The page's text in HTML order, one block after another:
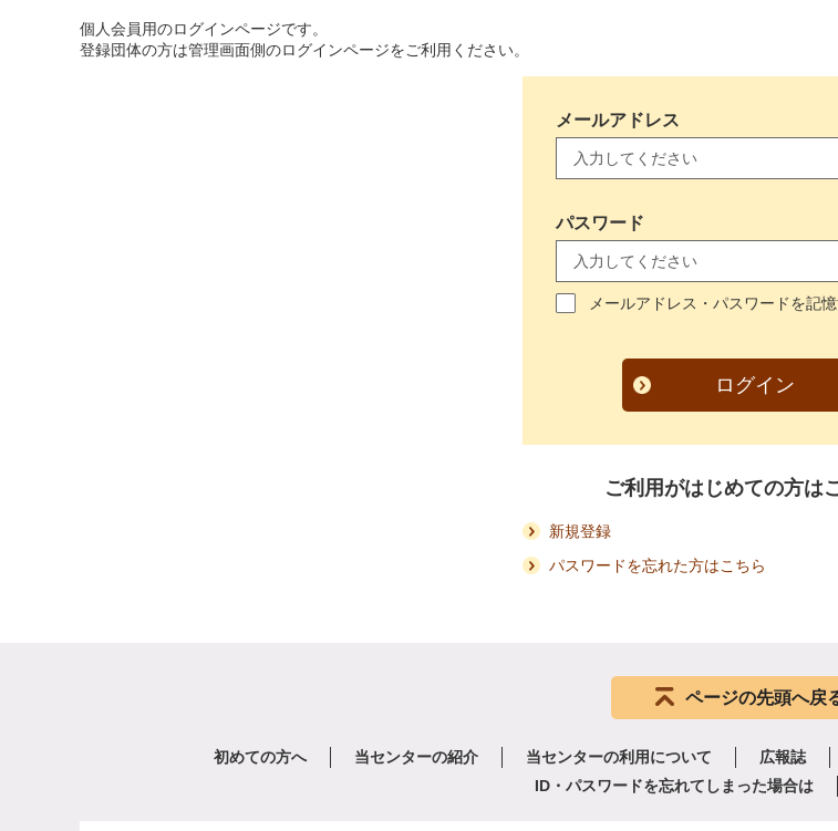
個人会員用のログインページです。
登録団体の方は管理画面側のログインページをご利用ください。
メールアドレス
パスワード
メールアドレス・パスワードを記
ログイン
ご利用がはじめての方は
新規登録
パスワードを忘れた方はこちら
ページの先頭へ戻
初めての方へ 当センターの紹介 当センターの利用について 広報誌
ID・パスワードを忘れてしまった場合は